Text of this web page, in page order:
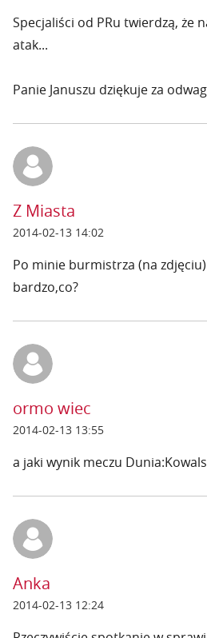
Specjaliści od PRu twierdzą, że
atak...
Panie Januszu dziękuje za
Z Miasta
2014-02-13 14:02
Po minie burmistrza (na
bardzo,co?
ormo wiec
2014-02-13 13:55
a jaki wynik meczu
Anka
2014-02-13 12:24